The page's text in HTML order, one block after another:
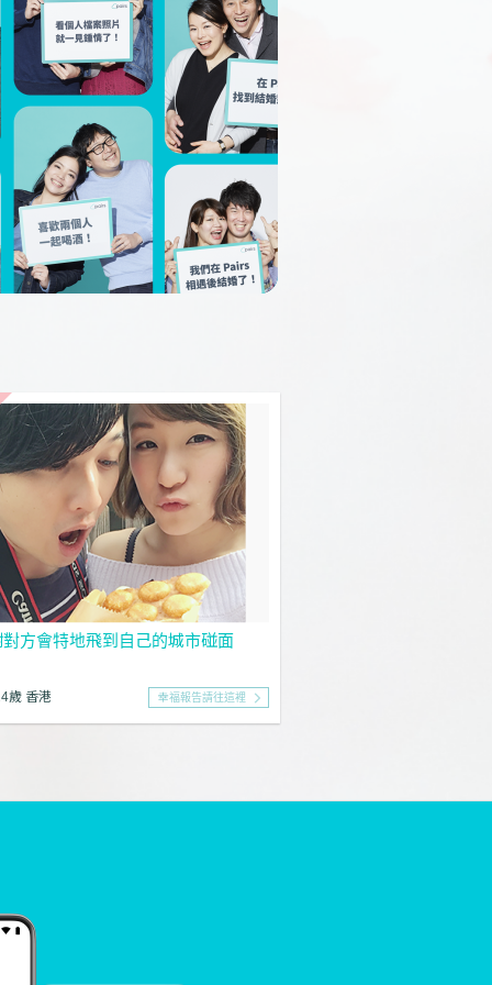
方會特地飛到自己的城市碰面
歲 香港 幸福報告請往這裡